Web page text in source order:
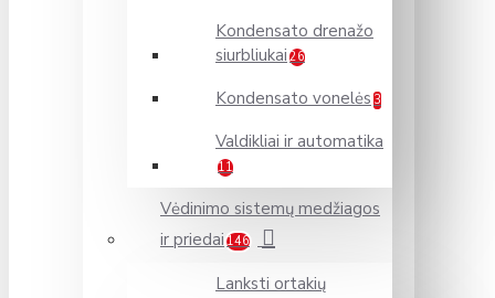
Kondensato drenažo
siurbliukai 26
Kondensato vonelės 3
Valdikliai ir automatika
11
Vėdinimo sistemų medžiagos
ir priedai 146
Lanksti ortakių